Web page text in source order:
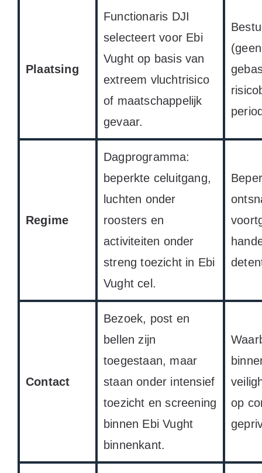
Plaatsing
Functionaris DJI
selecteert voor Ebi
Vught op basis van
extreem vluchtrisico
of maatschappelijk
gevaar.
Regime
Dagprogramma:
beperkte celuitgang,
luchten onder
roosters en
activiteiten onder
streng toezicht in Ebi
Vught cel.
Contact
Bezoek, post en
bellen zijn
toegestaan, maar
staan onder intensief
toezicht en screening
binnen Ebi Vught
binnenkant.
op